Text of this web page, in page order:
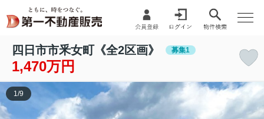
四日市市釆女町《全2区画》 募集1
1,470万円
1 /9